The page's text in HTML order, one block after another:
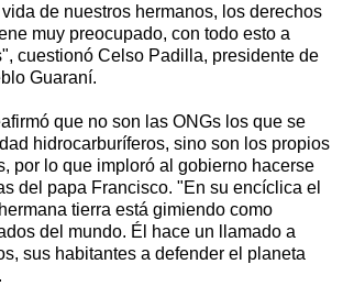
de nuestros hermanos, los derechos
muy preocupado, con todo esto a
cuestionó Celso Padilla, presidente de
Guaraní.
que no son las ONGs los que se
hidrocarburíferos, sino son los propios
por lo que imploró al gobierno hacerse
del papa Francisco. "En su encíclica el
tierra está gimiendo como
del mundo. Él hace un llamado a
sus habitantes a defender el planeta